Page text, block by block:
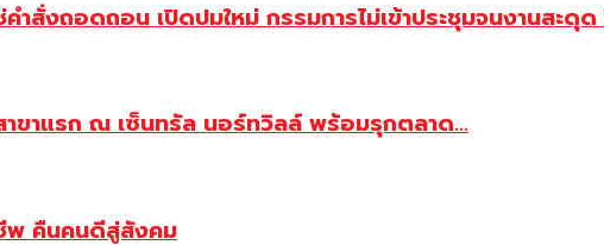
สั่งถอดถอน เปิดปมใหม่ กรรมการไม่เข้าประชุมจนงานสะดุ
ขาแรก ณ เซ็นทรัล นอร์ทวิลล์ พร้อมรุกตลาด...
พ คืนคนดีสู่สังคม